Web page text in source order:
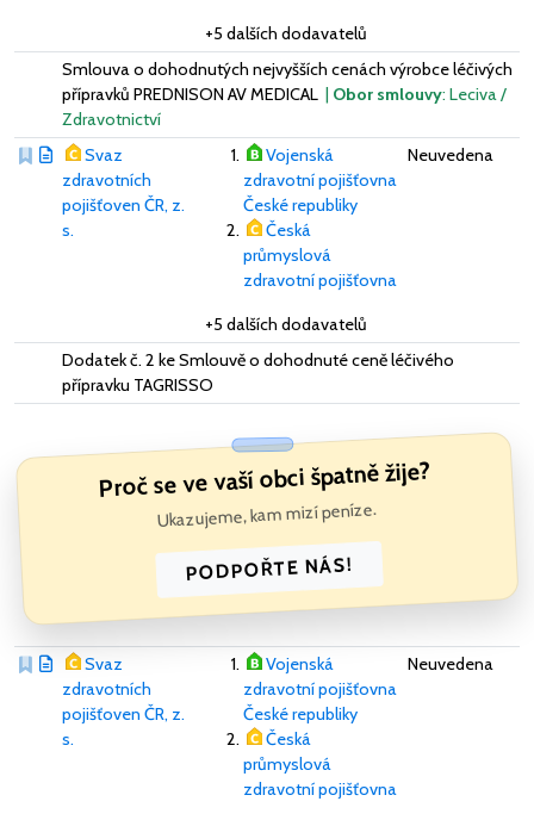
+5 dalších dodavatelů
Smlouva o dohodnutých nejvyšších cenách výrobce léčivých
přípravků PREDNISON AV MEDICAL | Obor smlouvy: Leciva /
Zdravotnictví
Svaz
zdravotních
pojišťoven ČR, z.
s.
Vojenská
zdravotní pojišťovna
České republiky
Česká
průmyslová
zdravotní pojišťovna
+5 dalších dodavatelů
Neuvedena
Dodatek č. 2 ke Smlouvě o dohodnuté ceně léčivého
přípravku TAGRISSO
Proč se ve vaší obci špatně žije?
Ukazujeme, kam mizí peníze.
PODPOŘTE NÁS!
Svaz
zdravotních
pojišťoven ČR, z.
s.
Vojenská
zdravotní pojišťovna
České republiky
Česká
průmyslová
zdravotní pojišťovna
Neuvedena